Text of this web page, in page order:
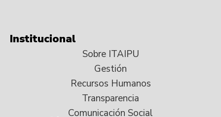
Institucional
Sobre ITAIPU
Gestión
Recursos Humanos
Transparencia
Comunicación Social